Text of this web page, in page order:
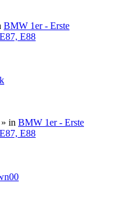
BMW 1er - Erste
E88
» in BMW 1er - Erste
E88